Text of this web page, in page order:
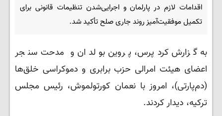
اقدامات لازم در پارلمان و اجرایی‌شدن تنظیمات قانونی برای
تکمیل موفقیت‌آمیز روند جاری صلح تأکید شد.
به گزارش کردپرس، پروین بولدان و مدحت سنجر
اعضای هیئت امرالی حزب برابری و دموکراسی خلق‌ها
(دم‌پارتی)، امروز با نعمان کورتولموش، رئیس مجلس
ترکیه، دیدار کردند.